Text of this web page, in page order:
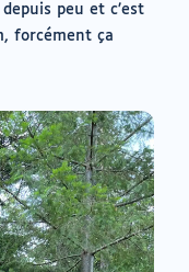
peu et c’est
forcément ça